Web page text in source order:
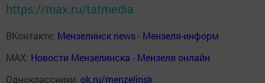
https://max.ru/tatmedia
ВКонтакте: Мензелинск news - Мензеля-информ
MAX: Новости Мензелинска - Мензеля онлайн
Одноклассники: ok.ru/menzelinsk